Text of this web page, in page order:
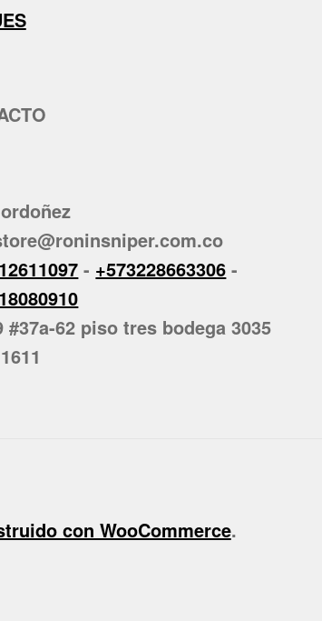
- +573228663306 -
#37a-62 piso tres bodega 3035
con WooCommerce.